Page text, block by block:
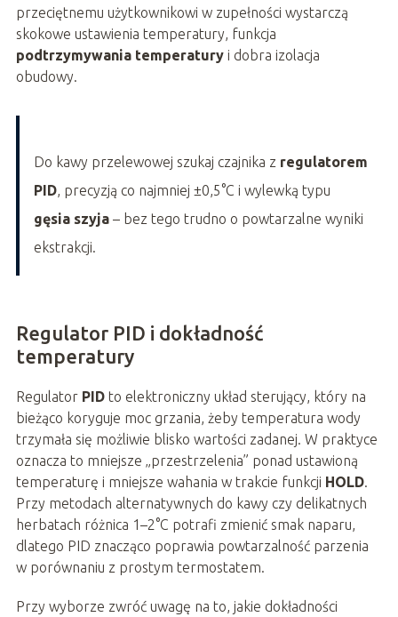
przeciętnemu użytkownikowi w zupełności wystarczą
skokowe ustawienia temperatury, funkcja
podtrzymywania temperaturyi dobra izolacja
obudowy.
Do kawy przelewowej szukaj czajnika z regulatorem
PID, precyzją co najmniej ±0,5°C i wylewką typu
gęsia szyja– bez tego trudno o powtarzalne wyniki
ekstrakcji.
Regulator PID i dokładność
temperatury
Regulator PIDto elektroniczny układ sterujący, który na
bieżąco koryguje moc grzania, żeby temperatura wody
trzymała się możliwie blisko wartości zadanej. W praktyce
oznacza to mniejsze „przestrzelenia” ponad ustawioną
temperaturę i mniejsze wahania w trakcie funkcji HOLD.
Przy metodach alternatywnych do kawy czy delikatnych
herbatach różnica 1–2°C potrafi zmienić smak naparu,
dlatego PID znacząco poprawia powtarzalność parzenia
w porównaniu z prostym termostatem.
Przy wyborze zwróć uwagę na to, jakie dokładności